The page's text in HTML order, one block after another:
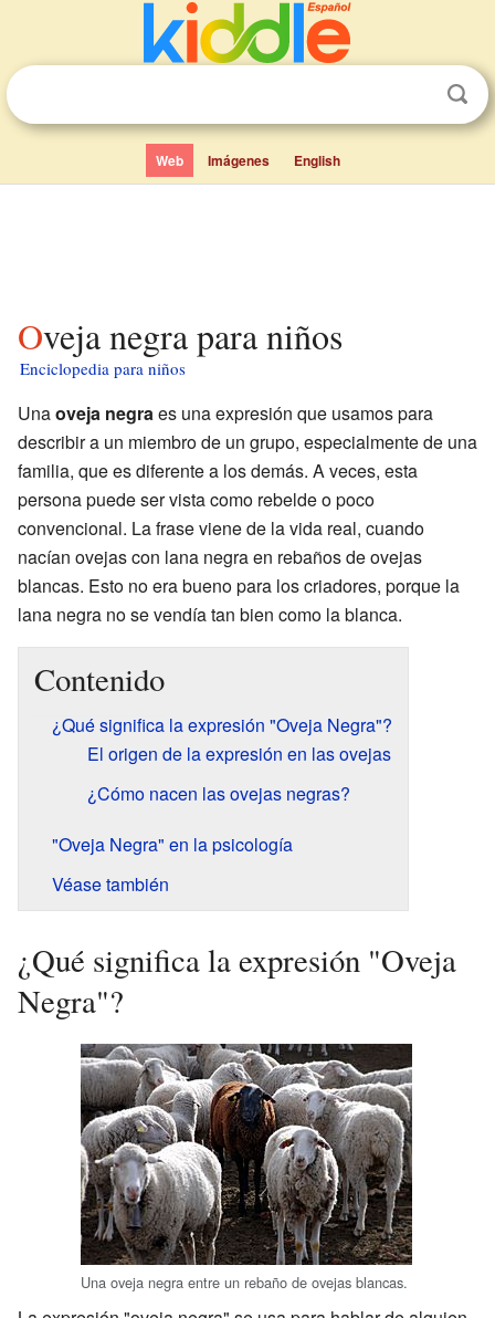
Web Imágenes English
Oveja negra para niños
Enciclopedia para niños
Unaoveja negraes una expresión que usamos para
describir a un miembro de un grupo, especialmente de una
familia, que es diferente a los demás. A veces, esta
persona puede ser vista como rebelde o poco
convencional. La frase viene de la vida real, cuando
nacían ovejas con lana negra en rebaños de ovejas
blancas. Esto no era bueno para los criadores, porque la
lana negra no se vendía tan bien como la blanca.
Contenido
¿Qué significa la expresión "Oveja Negra"?
El origen de la expresión en las ovejas
¿Cómo nacen las ovejas negras?
"Oveja Negra" en la psicología
Véase también
¿Qué significa la expresión "Oveja
Negra"?
Una oveja negra entre un rebaño de ovejas blancas.